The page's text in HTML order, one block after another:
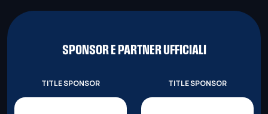
SPONSOR E PARTNER UFFICIALI
TITLE SPONSOR TITLE SPONSOR